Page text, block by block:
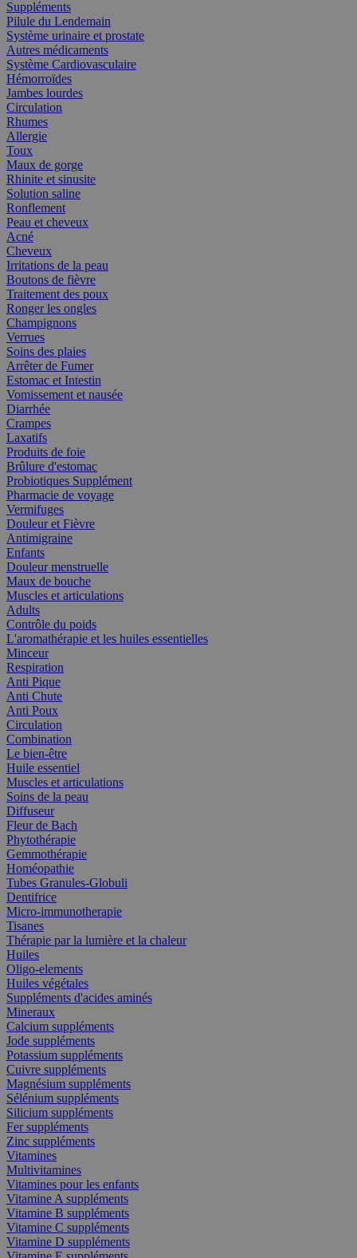
Suppléments
Pilule du Lendemain
Système urinaire et prostate
Autres médicaments
Système Cardiovasculaire
Hémorroïdes
Jambes lourdes
Circulation
Rhumes
Allergie
Toux
Maux de gorge
Rhinite et sinusite
Solution saline
Ronflement
Peau et cheveux
Acné
Cheveux
Irritations de la peau
Boutons de fièvre
Traitement des poux
Ronger les ongles
Champignons
Verrues
Soins des plaies
Arrêter de Fumer
Estomac et Intestin
Vomissement et nausée
Diarrhée
Crampes
Laxatifs
Produits de foie
Brûlure d'estomac
Probiotiques Supplément
Pharmacie de voyage
Vermifuges
Douleur et Fièvre
Antimigraine
Enfants
Douleur menstruelle
Maux de bouche
Muscles et articulations
Adults
Contrôle du poids
L'aromathérapie et les huiles essentielles
Minceur
Respiration
Anti Pique
Anti Chute
Anti Poux
Circulation
Combination
Le bien-être
Huile essentiel
Muscles et articulations
Soins de la peau
Diffuseur
Fleur de Bach
Phytothérapie
Gemmothérapie
Homéopathie
Tubes Granules-Globuli
Dentifrice
Micro-immunotherapie
Tisanes
Thérapie par la lumière et la chaleur
Huiles
Oligo-elements
Huiles végétales
Suppléments d'acides aminés
Mineraux
Calcium suppléments
Jode suppléments
Potassium suppléments
Cuivre suppléments
Magnésium suppléments
Sélénium suppléments
Silicium suppléments
Fer suppléments
Zinc suppléments
Vitamines
Multivitamines
Vitamines pour les enfants
Vitamine A suppléments
Vitamine B suppléments
Vitamine C suppléments
Vitamine D suppléments